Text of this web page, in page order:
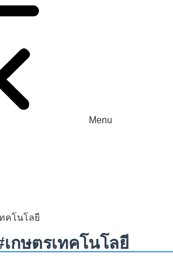
Menu
คโนโลยี
กษตรเทคโนโลยี